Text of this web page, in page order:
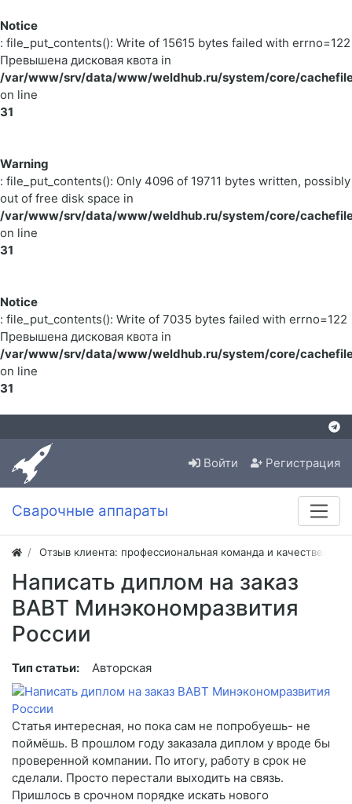
Notice
: file_put_contents(): Write of 15615 bytes failed with errno=122
Превышена дисковая квота in
/var/www/srv/data/www/weldhub.ru/system/core/
on line
31
Warning
: file_put_contents(): Only 4096 of 19711 bytes written, possibly
out of free disk space in
/var/www/srv/data/www/weldhub.ru/system/core/
on line
31
Notice
: file_put_contents(): Write of 7035 bytes failed with errno=122
Превышена дисковая квота in
/var/www/srv/data/www/weldhub.ru/system/core/
on line
31
Войти Регистрация
Сварочные аппараты
Отзыв клиента: профессиональная команда и
Написать диплом на заказ
ВАВТ Минэкономразвития
России
Тип статьи: Авторская
Статья интересная, но пока сам не попробуешь- не
поймёшь. В прошлом году заказала диплом у вроде бы
проверенной компании. По итогу, работу в срок не
сделали. Просто перестали выходить на связь.
Пришлось в срочном порядке искать нового